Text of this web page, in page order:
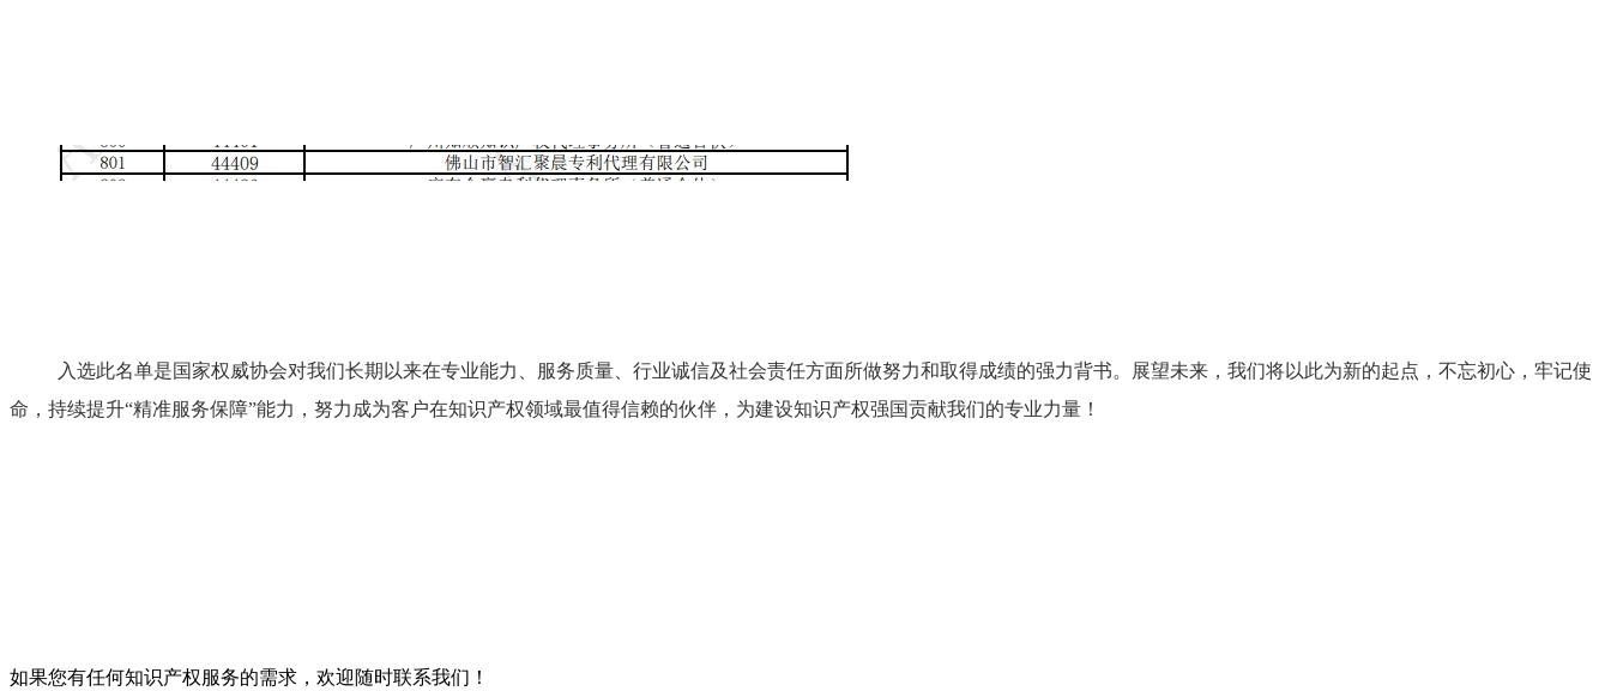
入选此名单是国家权威协会对我们长期以来在专业能力、服务质量、行业诚信及社会责任方面所做努力和取得成绩的强力背书。展望未来，我们将以此为新的起点，不忘初心，牢记使
命，持续提升“精准服务保障”能力，努力成为客户在知识产权领域最值得信赖的伙伴，为建设知识产权强国贡献我们的专业力量！
如果您有任何知识产权服务的需求，欢迎随时联系我们！